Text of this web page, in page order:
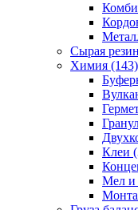
Сырая
Химия (143)
Клеи
Мел и